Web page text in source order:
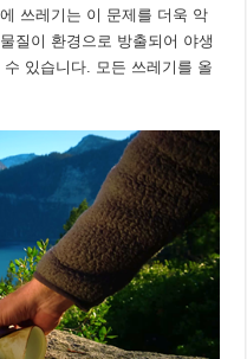
쓰레기는 이 문제를 더욱 악
질이 환경으로 방출되어 야생
있습니다. 모든 쓰레기를 올